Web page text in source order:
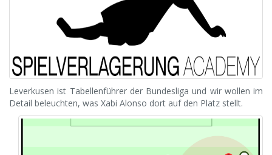
Leverkusen ist Tabellenführer der Bundesliga und wir wollen im
Detail beleuchten, was Xabi Alonso dort auf den Platz stellt.